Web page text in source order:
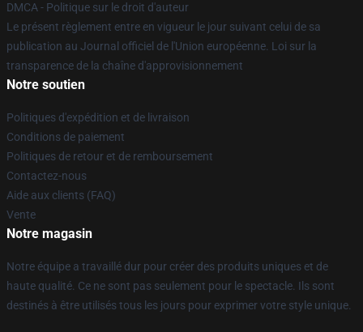
DMCA - Politique sur le droit d'auteur
Le présent règlement entre en vigueur le jour suivant celui de sa
publication au Journal officiel de l'Union européenne. Loi sur la
transparence de la chaîne d'approvisionnement
Notre soutien
Politiques d'expédition et de livraison
Conditions de paiement
Politiques de retour et de remboursement
Contactez-nous
Aide aux clients (FAQ)
Vente
Notre magasin
Notre équipe a travaillé dur pour créer des produits uniques et de
haute qualité. Ce ne sont pas seulement pour le spectacle. Ils sont
destinés à être utilisés tous les jours pour exprimer votre style unique.